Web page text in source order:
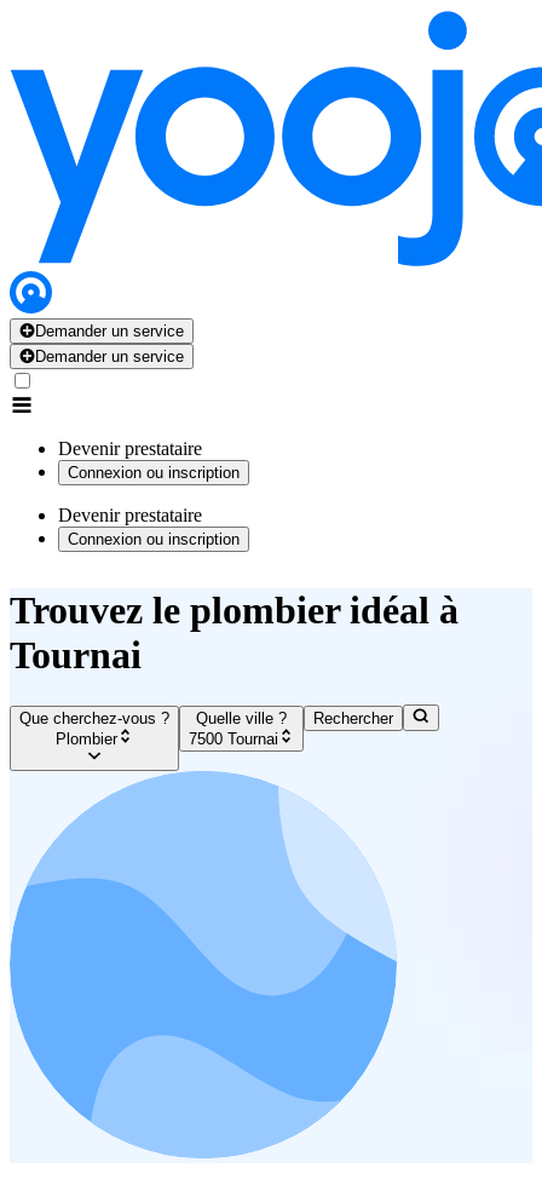
Demander un service
Demander un service
Devenir prestataire
Connexion ou inscription
Devenir prestataire
Connexion ou inscription
Trouvez le plombier idéal à
Tournai
Que cherchez-vous ?
Plombier
Quelle ville ?
7500 Tournai
Rechercher